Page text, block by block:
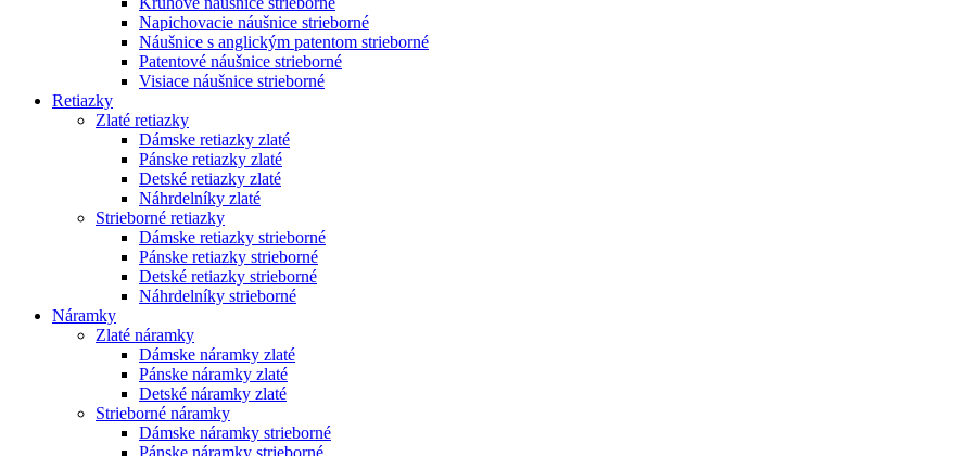
Napichovacie náušnice strieborné
Náušnice s anglickým patentom strieborné
Patentové náušnice strieborné
Visiace náušnice strieborné
Retiazky
Zlaté retiazky
Dámske retiazky zlaté
Pánske retiazky zlaté
Detské retiazky zlaté
Náhrdelníky zlaté
Strieborné retiazky
Dámske retiazky strieborné
Pánske retiazky strieborné
Detské retiazky strieborné
Náhrdelníky strieborné
Náramky
Zlaté náramky
Dámske náramky zlaté
Pánske náramky zlaté
Detské náramky zlaté
Strieborné náramky
Dámske náramky strieborné
Pánske náramky strieborné